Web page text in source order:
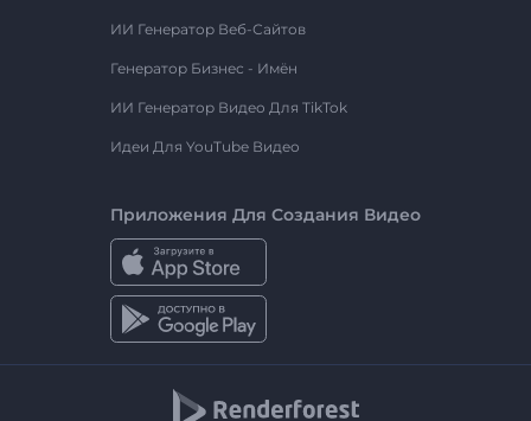
ИИ Генератор Веб-Сайтов
Генератор Бизнес - Имён
ИИ Генератор Видео Для TikTok
Идеи Для YouTube Видео
Приложения Для Создания Видео